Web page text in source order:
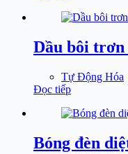
Dầu bôi trơn
Tự Động Hóa
Đọc tiếp
Bóng đèn